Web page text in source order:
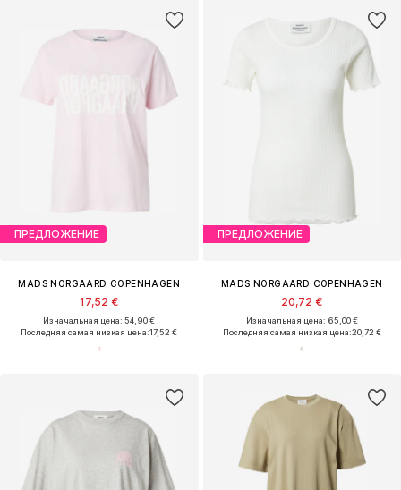
ПРЕДЛОЖЕНИЕ
MADS NORGAARD COPENHAGEN
17,52 €
Изначальная цена: 54,90 €
Последняя самая низкая цена:17,52 €
ПРЕДЛОЖЕНИЕ
MADS NORGAARD COPENHAGEN
20,72 €
Изначальная цена: 65,00 €
Последняя самая низкая цена:20,72 €